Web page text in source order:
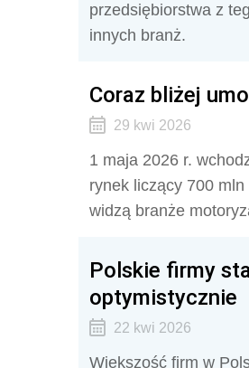
przedsiębiorstwa z
innych branż.
Coraz bliżej
29 kwi 2026
1 maja 2026 r.
rynek liczący 700
widzą branże
Polskie firmy
optymistycznie
22 kwi 2026
Większość firm w